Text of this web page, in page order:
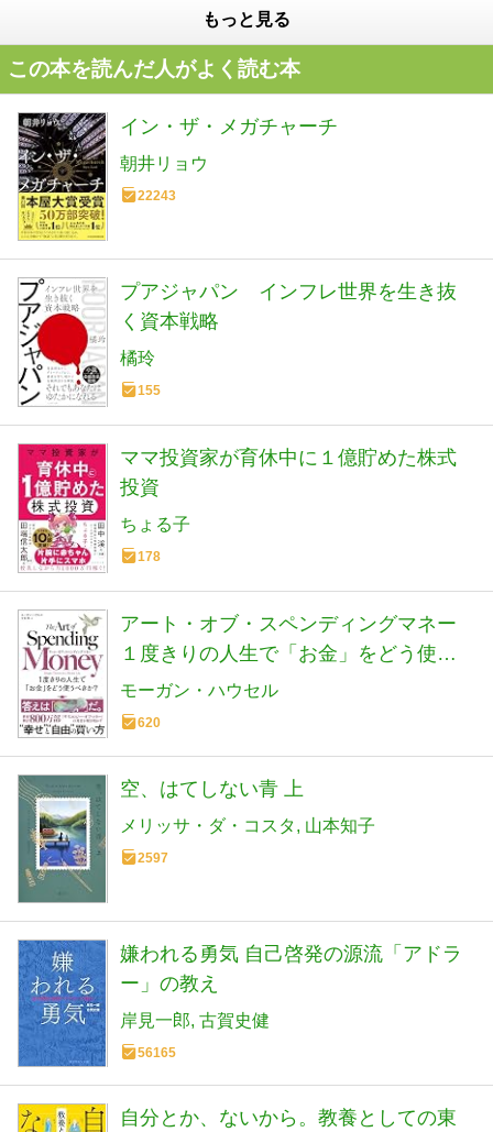
もっと見る
この本を読んだ人がよく読む本
イン・ザ・メガチャーチ
朝井リョウ
22243
プアジャパン インフレ世界を生き抜
く資本戦略
橘玲
155
ママ投資家が育休中に１億貯めた株式
投資
ちょる子
178
アート・オブ・スペンディングマネー
１度きりの人生で「お金」をどう使う
べきか？
モーガン・ハウセル
620
空、はてしない青 上
メリッサ・ダ・コスタ 山本知子
2597
嫌われる勇気 自己啓発の源流「アドラ
ー」の教え
岸見一郎 古賀史健
56165
自分とか、ないから。教養としての東